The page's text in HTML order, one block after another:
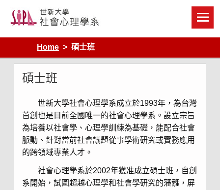
content
Home 碩士班
碩士班
世新大學社會心理學系成立於1993年，為台灣
首創也是目前全國唯一的社會心理學系。設立宗旨
為培養以社會學、心理學訓練為基礎，能配合社會
脈動、針對當前社會議題從事學術研究或實務應用
的跨領域專業人才。
社會心理學系於2002年獲准成立碩士班，自創
系開始，試圖超越心理學和社會學研究的藩籬，屏